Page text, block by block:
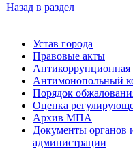
Назад в раздел
Устав города
Правовые акты
Антикоррупционная
Антимонопольный
Порядок
Оценка
Архив МПА
Документы органов
администрации